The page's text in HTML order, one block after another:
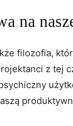
na
filozofia,
z tej